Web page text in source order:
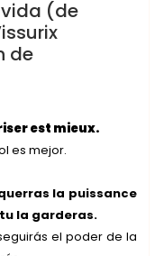
vida (de
de
est mieux.
es mejor.
la puissance
la garderas.
el poder de la